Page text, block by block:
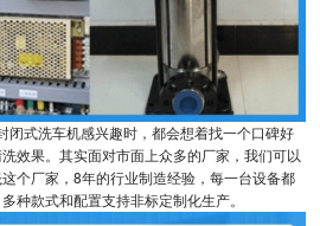
闭式洗车机感兴趣时，都会想着找一个口碑好
效果。其实面对市面上众多的厂家，我们可以
个厂家，8年的行业制造经验，每一台设备都
种款式和配置支持非标定制化生产。